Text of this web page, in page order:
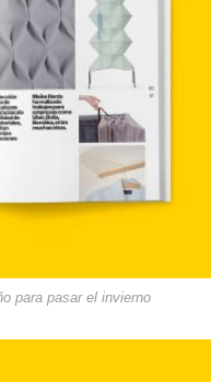
para pasar el invierno